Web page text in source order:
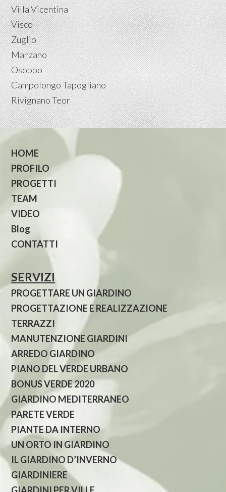
Villa Vicentina
Visco
Zuglio
Manzano
Osoppo
Campolongo Tapogliano
Rivignano Teor
HOME
PROFILO
PROGETTI
TEAM
VIDEO
Blog
CONTATTI
SERVIZI
PROGETTARE UN GIARDINO
PROGETTAZIONE E REALIZZAZIONE
TERRAZZI
MANUTENZIONE GIARDINI
ARREDO GIARDINO
PIANO DEL VERDE URBANO
BONUS VERDE 2020
GIARDINO MEDITERRANEO
PARETE VERDE
PIANTE DA INTERNO
UN ORTO IN GIARDINO
IL GIARDINO D’INVERNO
GIARDINIERE